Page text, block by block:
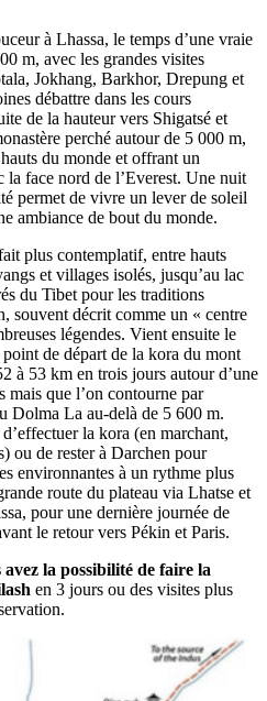
à Lhassa, le temps d’une vraie
m, avec les grandes visites
Jokhang, Barkhor, Drepung et
débattre dans les cours
de la hauteur vers Shigatsé et
perché autour de 5 000 m,
du monde et offrant un
la face nord de l’Everest. Une nuit
permet de vivre un lever de soleil
ambiance de bout du monde.
plus contemplatif, entre hauts
et villages isolés, jusqu’au lac
du Tibet pour les traditions
souvent décrit comme un « centre
légendes. Vient ensuite le
de départ de la kora du mont
à 53 km en trois jours autour d’une
mais que l’on contourne par
Dolma La au‑delà de 5 600 m.
la kora (en marchant,
ou de rester à Darchen pour
environnantes à un rythme plus
route du plateau via Lhatse et
pour une dernière journée de
le retour vers Pékin et Paris.
la possibilité de faire la
en 3 jours ou des visites plus